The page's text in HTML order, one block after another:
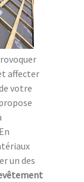
affecter
votre
un des